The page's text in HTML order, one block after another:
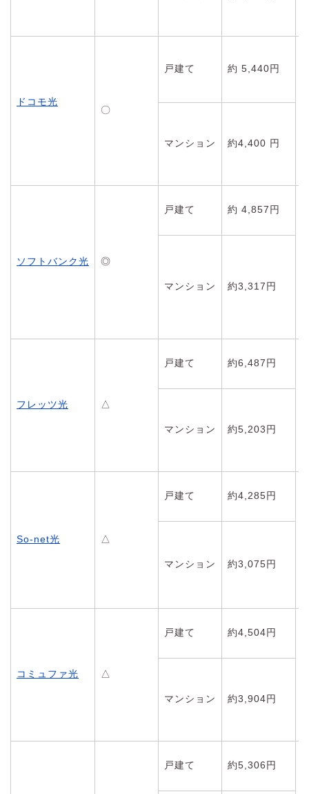
ドコモ光
〇
戸建て 約 5,440円
マンション 約4,400 円
ソフトバンク光 ◎
戸建て 約 4,857円
マンション 約3,317円
フレッツ光 △
戸建て 約6,487円
マンション 約5,203円
So-net光 △
戸建て 約4,285円
マンション 約3,075円
コミュファ光 △
戸建て 約4,504円
マンション 約3,904円
戸建て 約5,306円